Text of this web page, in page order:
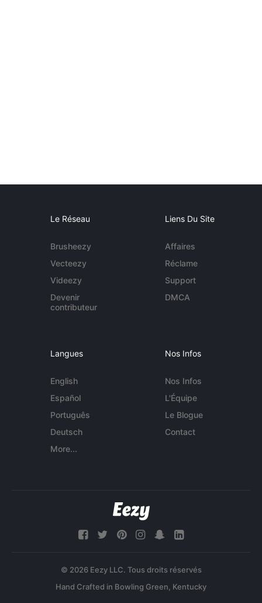
Le Réseau
Brusheezy
Vecteezy
Videezy
Devenir
contributeur
Liens Du Site
Affaires
Réclame
Support
DMCA
Langues
English
Español
Português
Deutsch
More...
Nos Infos
Nos Infos
L'Équipe
Le Blogue
Contact
© 2026 Eezy LLC. Tous droits réservés